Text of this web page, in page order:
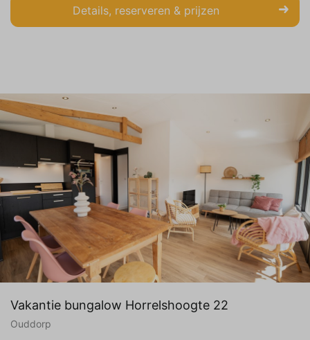
Details, reserveren & prijzen
Vakantie bungalow Horrelshoogte 22
Ouddorp